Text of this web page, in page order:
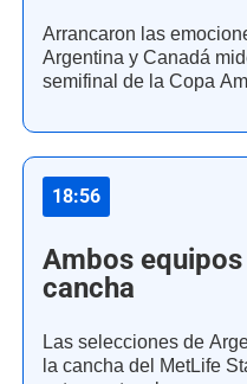
Arrancaron las
Argentina y Canadá
semifinal de la Copa
18:56
Ambos
cancha
Las selecciones de
la cancha del MetLife